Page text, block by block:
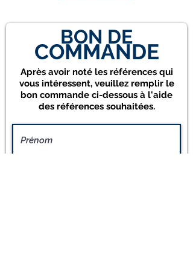
BON DE
COMMANDE
Après avoir noté les références qui
vous intéressent, veuillez remplir le
bon commande ci-dessous à l'aide
des références souhaitées.